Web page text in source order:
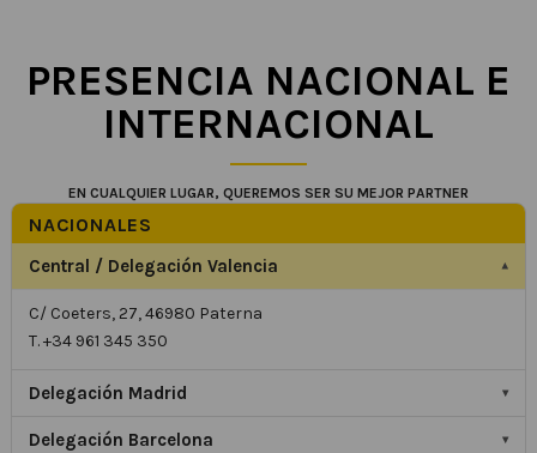
PRESENCIA NACIONAL E
INTERNACIONAL
EN CUALQUIER LUGAR, QUEREMOS SER SU MEJOR PARTNER
NACIONALES
Central / Delegación Valencia ▾
C/ Coeters, 27, 46980 Paterna
T. +34 961 345 350
Delegación Madrid ▾
Delegación Barcelona ▾